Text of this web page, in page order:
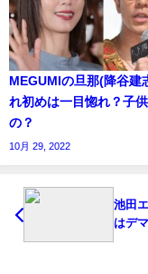
MEGUMIの旦那(降谷建
れ初めは一目惚れ？子
の？
10月 29, 2022
池田
はデ